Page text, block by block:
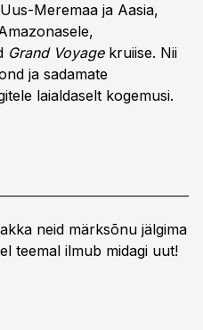
Meremaa ja Aasia,
Grand Voyagekruiise. Nii
ja sadamate
laialdaselt kogemusi.
neid märksõnu jälgima
teemal ilmub midagi uut!